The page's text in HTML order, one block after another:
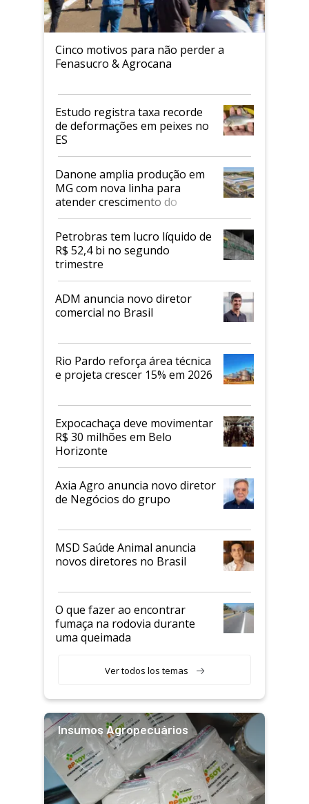
Cinco motivos para não perder a
Fenasucro & Agrocana
Estudo registra taxa recorde
de deformações em peixes no
ES
Danone amplia produção em
MG com nova linha para
atender crescimento do
mercado de alimentos
proteicos
Petrobras tem lucro líquido de
R$ 52,4 bi no segundo
trimestre
ADM anuncia novo diretor
comercial no Brasil
Rio Pardo reforça área técnica
e projeta crescer 15% em 2026
Expocachaça deve movimentar
R$ 30 milhões em Belo
Horizonte
Axia Agro anuncia novo diretor
de Negócios do grupo
MSD Saúde Animal anuncia
novos diretores no Brasil
O que fazer ao encontrar
fumaça na rodovia durante
uma queimada
Ver todos los temas
Insumos Agropecuários